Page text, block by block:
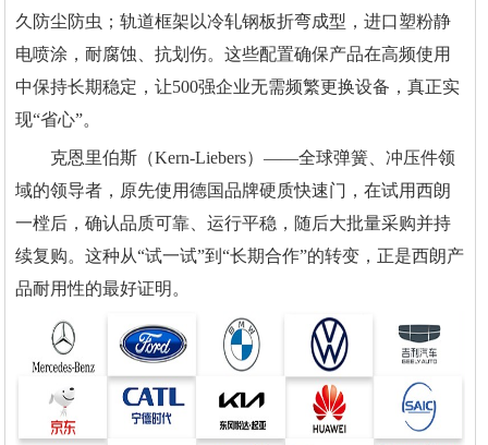
久防尘防虫；轨道框架以冷轧钢板折弯成型，进口塑粉静
电喷涂，耐腐蚀、抗划伤。这些配置确保产品在高频使用
中保持长期稳定，让500强企业无需频繁更换设备，真正实
现“省心”。
克恩里伯斯（Kern-Liebers）——全球弹簧、冲压件领
域的领导者，原先使用德国品牌硬质快速门，在试用西朗
一樘后，确认品质可靠、运行平稳，随后大批量采购并持
续复购。这种从“试一试”到“长期合作”的转变，正是西朗产
品耐用性的最好证明。